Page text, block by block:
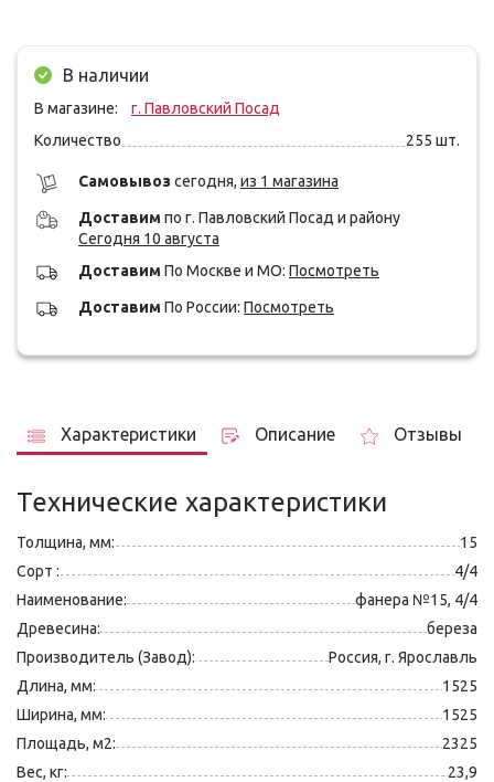
В наличии
В магазине:
г. Павловский Посад
Количество
255 шт.
Cамовывоз сегодня, из 1 магазина
Доставим по г. Павловский Посад и району
Сегодня 10 августа
Доставим По Москве и МО: Посмотреть
Доставим По России: Посмотреть
Характеристики Описание Отзывы
Технические характеристики
Толщина, мм:
15
Сорт :
4/4
Наименование:
фанера №15, 4/4
Древесина:
береза
Производитель (Завод):
Россия, г. Ярославль
Длина, мм:
1525
Ширина, мм:
1525
Площадь, м2:
2325
Вес, кг:
23,9